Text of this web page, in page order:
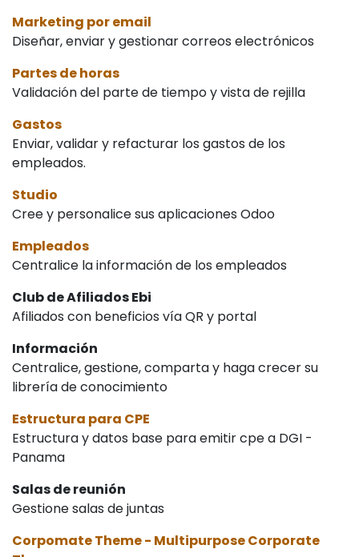
Marketing por email
Diseñar, enviar y gestionar correos electrónicos
Partes de horas
Validación del parte de tiempo y vista de rejilla
Gastos
Enviar, validar y refacturar los gastos de los
empleados.
Studio
Cree y personalice sus aplicaciones Odoo
Empleados
Centralice la información de los empleados
Club de Afiliados Ebi
Afiliados con beneficios vía QR y portal
Información
Centralice, gestione, comparta y haga crecer su
librería de conocimiento
Estructura para CPE
Estructura y datos base para emitir cpe a DGI -
Panama
Salas de reunión
Gestione salas de juntas
Corpomate Theme - Multipurpose Corporate